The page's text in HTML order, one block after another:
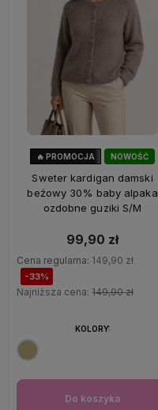
NOWOŚĆ
🔥 PROMOCJA
Sweter kardigan damski
beżowy 30% baby alpaka
ozdobne guziki S/M
99,90 zł
Cena regularna: 149,90 zł
-33%
Najniższa cena: 149,90 zł
Do koszyka
KOLORY: